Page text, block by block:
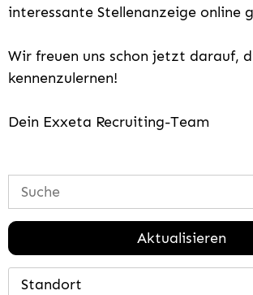
interessante Stellenanzeige online
Wir freuen uns schon jetzt darauf,
kennenzulernen!
Dein Exxeta Recruiting-Team
Aktualisieren
Standort